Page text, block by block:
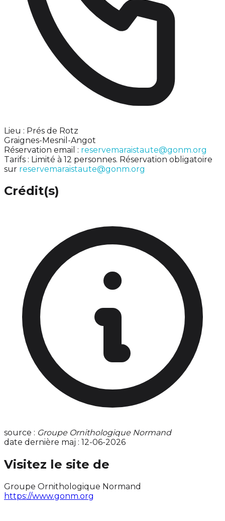
Lieu : Prés de Rotz
Graignes-Mesnil-Angot
Réservation email : reservemaraistaute@gonm.org
Tarifs : Limité à 12 personnes. Réservation obligatoire
sur reservemaraistaute@gonm.org
Crédit(s)
source : Groupe Ornithologique Normand
date dernière maj : 12-06-2026
Visitez le site de
Groupe Ornithologique Normand
https://www.gonm.org